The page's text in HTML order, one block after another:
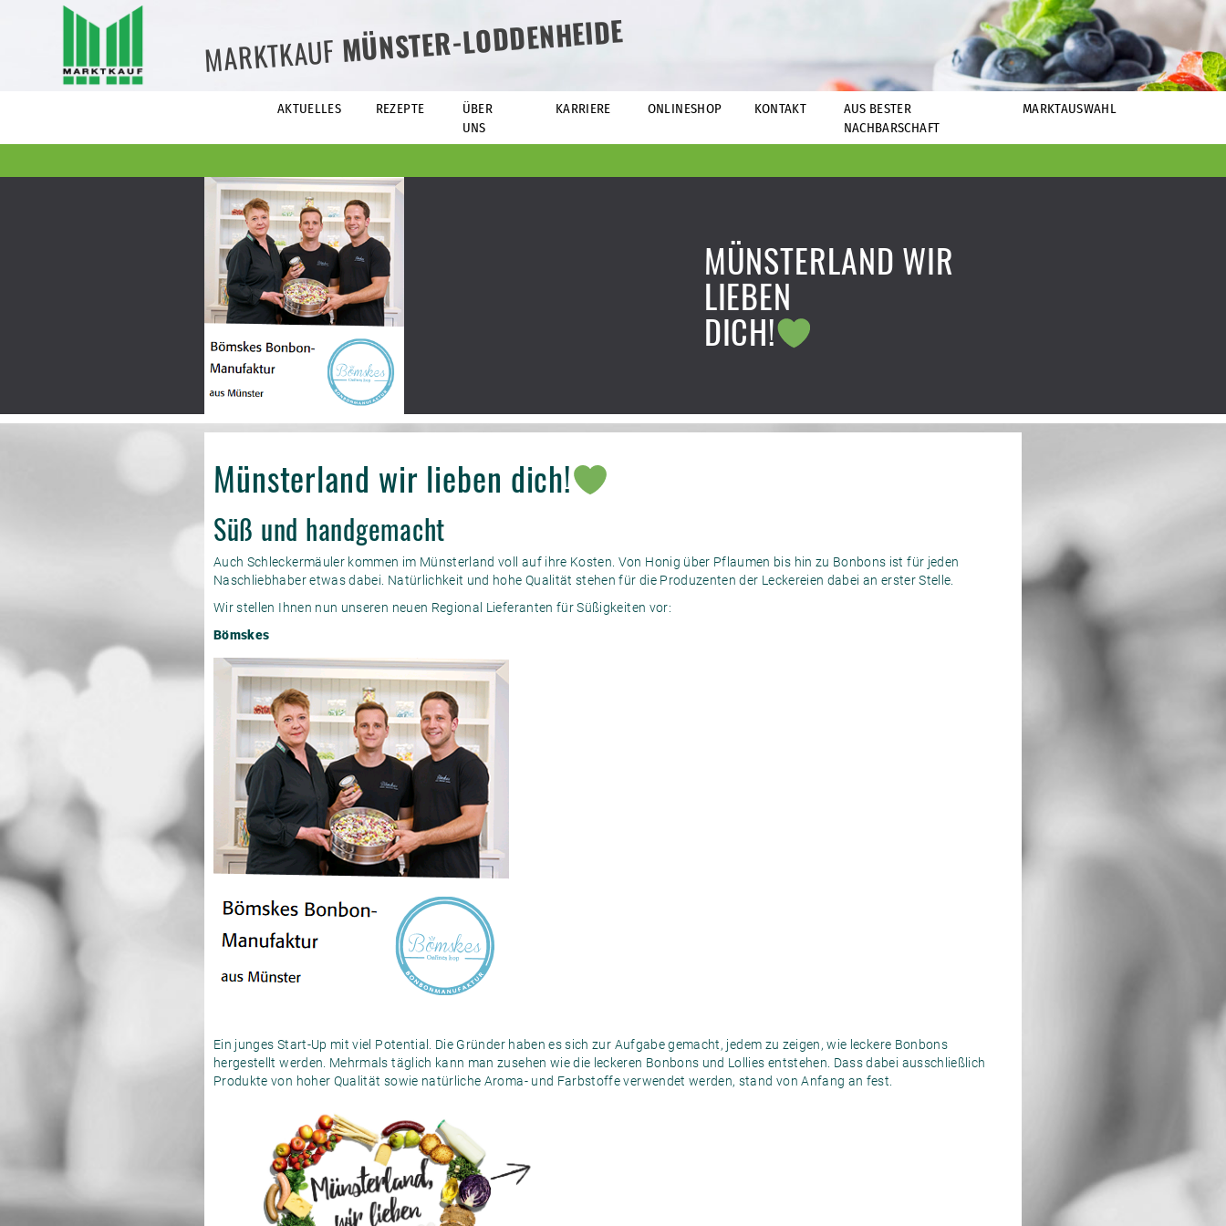
MARKTKAUFMÜNSTER-LODDENHEIDE
AKTUELLES REZEPTE
ÜBER
UNS
KARRIERE ONLINESHOP KONTAKT
AUS BESTER
NACHBARSCHAFT
MARKTAUSWAHL
MÜNSTERLAND WIR
LIEBEN
DICH!
Münsterland wir lieben dich!
Süß und handgemacht
Auch Schleckermäuler kommen im Münsterland voll auf ihre Kosten. Von Honig über Pflaumen bis hin zu Bonbons ist für jeden
Naschliebhaber etwas dabei. Natürlichkeit und hohe Qualität stehen für die Produzenten der Leckereien dabei an erster Stelle.
Wir stellen Ihnen nun unseren neuen Regional Lieferanten für Süßigkeiten vor:
Bömskes
Ein junges Start-Up mit viel Potential. Die Gründer haben es sich zur Aufgabe gemacht, jedem zu zeigen, wie leckere Bonbons
hergestellt werden. Mehrmals täglich kann man zusehen wie die leckeren Bonbons und Lollies entstehen. Dass dabei ausschließlich
Produkte von hoher Qualität sowie natürliche Aroma- und Farbstoffe verwendet werden, stand von Anfang an fest.